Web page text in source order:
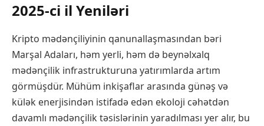
2025-ci il Yeniləri
Kripto mədənçiliyinin qanunallaşmasından bəri
Marşal Adaları, həm yerli, həm də beynəlxalq
mədənçilik infrastrukturuna yatırımlarda artım
görmüşdür. Mühüm inkişaflar arasında günəş və
külək enerjisindən istifadə edən ekoloji cəhətdən
davamlı mədənçilik təsislərinin yaradılması yer alır, bu